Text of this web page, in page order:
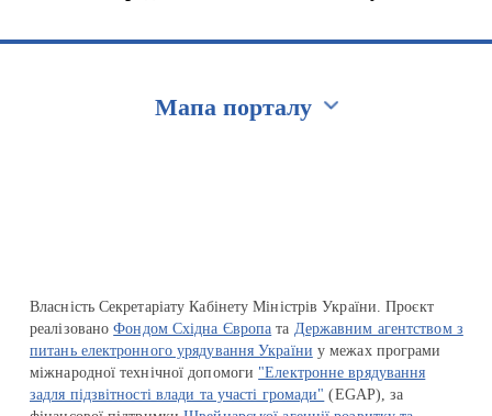
Мапа порталу
Власність Секретаріату Кабінету Міністрів України. Проєкт
реалізованоФондом Східна Європа та Державним агентством з
питань електронного урядування України у межах програми
міжнародної технічної допомоги "Електронне врядування
задля підзвітності влади та участі громади" (EGAP), за